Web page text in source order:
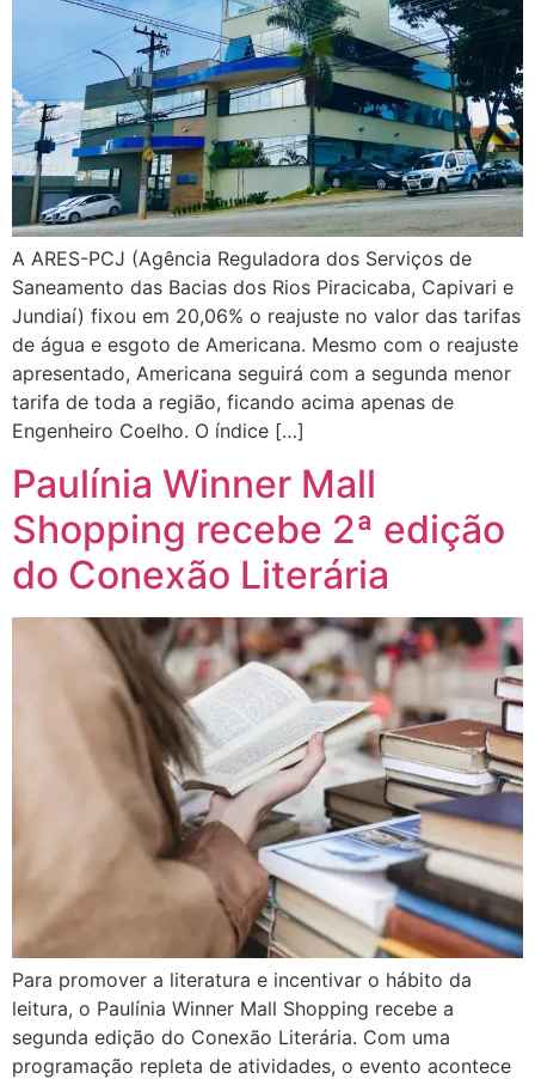
A ARES-PCJ (Agência Reguladora dos Serviços de
Saneamento das Bacias dos Rios Piracicaba, Capivari e
Jundiaí) fixou em 20,06% o reajuste no valor das tarifas
de água e esgoto de Americana. Mesmo com o reajuste
apresentado, Americana seguirá com a segunda menor
tarifa de toda a região, ficando acima apenas de
Engenheiro Coelho. O índice […]
Paulínia Winner Mall
Shopping recebe 2ª edição
do Conexão Literária
Para promover a literatura e incentivar o hábito da
leitura, o Paulínia Winner Mall Shopping recebe a
segunda edição do Conexão Literária. Com uma
programação repleta de atividades, o evento acontece